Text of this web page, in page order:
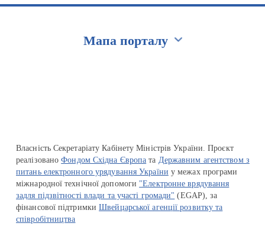
Мапа порталу
Власність Секретаріату Кабінету Міністрів України. Проєкт
реалізованоФондом Східна Європа та Державним агентством з
питань електронного урядування України у межах програми
міжнародної технічної допомоги "Електронне врядування
задля підзвітності влади та участі громади" (EGAP), за
фінансової підтримкиШвейцарської агенції розвитку та
співробітництва